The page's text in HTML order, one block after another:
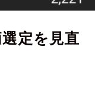
定を見直